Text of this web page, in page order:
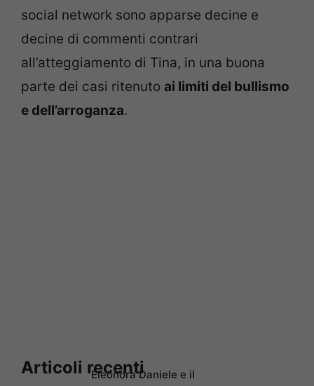
social network sono apparse decine e
decine di commenti contrari
all’atteggiamento di Tina, in una buona
parte dei casi ritenuto ai limiti del bullismo
e dell’arroganza.
Articoli recentiEleonora Daniele e il